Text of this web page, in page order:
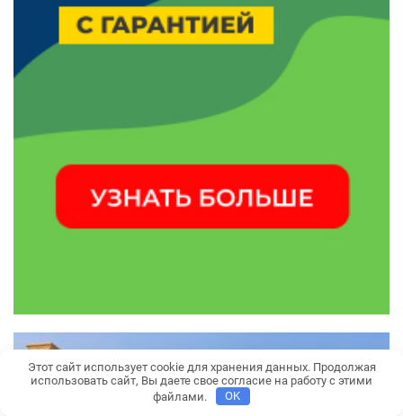
Этот сайт использует cookie для хранения данных. Продолжая
использовать сайт, Вы даете свое согласие на работу с этими
файлами.
OK